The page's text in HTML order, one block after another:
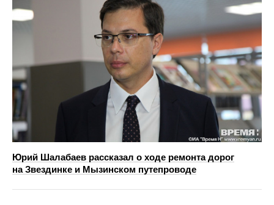
Юрий Шалабаев рассказал о ходе ремонта дорог
на Звездинке и Мызинском путепроводе